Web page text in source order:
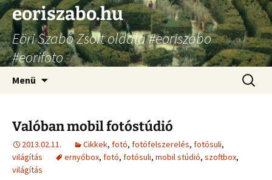
Ugrás
a
tartalomhoz
eoriszabo.hu
Eöri Szabó Zsolt oldala #eoriszabo
#eorifoto
Menü
Valóban mobil fotóstúdió
2013.02.11. Cikkek, fotó, fotófelszerelés, fotósuli,
világítás
ernyőbox, fotó, fotósuli, mobil stúdió, szoftbox,
világítás